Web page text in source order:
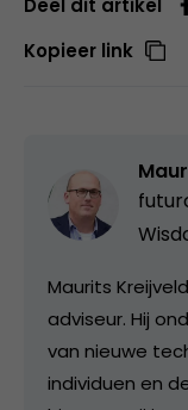
Deel dit artikel
Kopieer link
Maurits
adviseur. Hij
van nieuwe
individuen en